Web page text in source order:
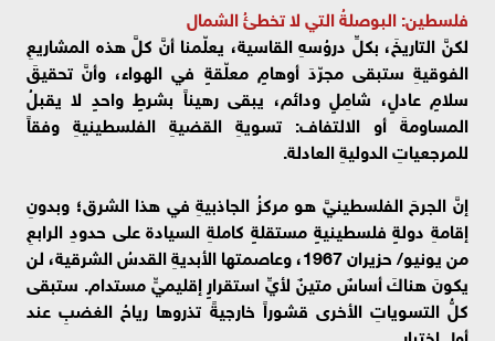
فلسطين: البوصلةُ التي لا تخطئُ الشمال
لكنَّ التاريخَ، بكلِّ دروُسهِ القاسية، يعلّمنا أنَّ كلَّ هذه المشاريعِ
الفوقيةِ ستبقى مجرّدَ أوهامٍ معلّقةٍ في الهواء، وأنَّ تحقيقَ
سلامٍ عادلٍ، شامِلٍ ودائم، يبقى رهيناً بشرطٍ واحدٍ لا يقبلُ
المساومةَ أو الالتفاف: تسويةِ القضيةِ الفلسطينيةِ وفقاً
للمرجعياتِ الدوليةِ العادلة.
إنَّ الجرحَ الفلسطينيَّ هو مركزُ الجاذبيةِ في هذا الشرق؛ وبدونِ
إقامةِ دولةٍ فلسطينيةٍ مستقلةٍ كاملةِ السيادة على حدودِ الرابعِ
من يونيو/ حزيران 1967، وعاصمتها الأبديةِ القدسُ الشرقية، لن
يكونَ هناكَ أساسٌ متينٌ لأيِّ استقرارٍ إقليميٍّ مستدام. ستبقى
كلُّ التسوياتِ الأخرى قشوراً خارجيةً تذروها رياحُ الغضبِ عند
أولِ اختبار.